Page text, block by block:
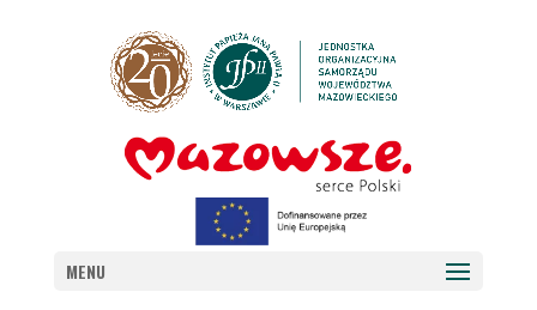
MENU